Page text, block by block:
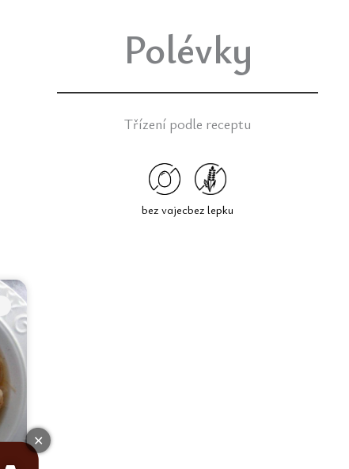
Polévky
Třízení podle receptu
bez vajecbez lepku
✕